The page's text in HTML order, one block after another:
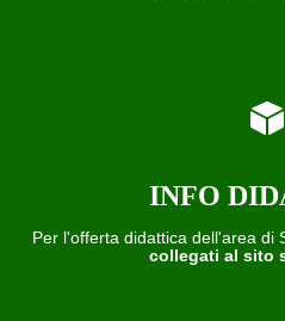
INFO
Per l'offerta didattica dell'area di
collegati al sito